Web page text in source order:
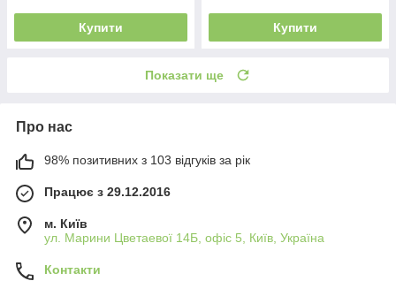
Купити Купити
Показати ще
Про нас
98% позитивних з 103 відгуків за рік
Працює з 29.12.2016
м. Київ
ул. Марини Цветаевої 14Б, офіс 5, Київ, Україна
Контакти